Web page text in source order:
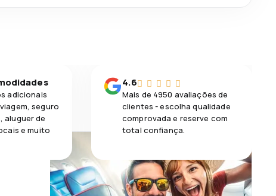
adicionais
seguro
aluguer de
e muito
4.6
Mais de 4950 avaliações de
clientes - escolha qualidade
comprovada e reserve com
total confiança.